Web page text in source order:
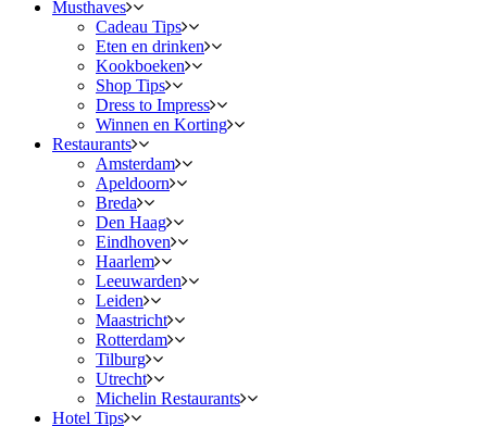
Musthaves
Cadeau Tips
Eten en drinken
Kookboeken
Shop Tips
Dress to Impress
Winnen en Korting
Restaurants
Amsterdam
Apeldoorn
Breda
Den Haag
Eindhoven
Haarlem
Leeuwarden
Leiden
Maastricht
Rotterdam
Tilburg
Utrecht
Michelin Restaurants
Hotel Tips